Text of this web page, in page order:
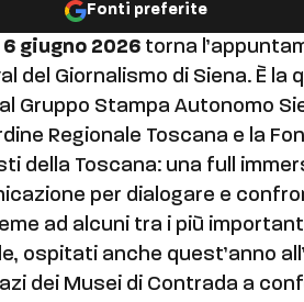
Fonti preferite
giugno 2026 torna
del Giornalismo di Siena. È la
Gruppo Stampa Autonomo
Regionale Toscana e la
della Toscana: una full
per dialogare e
ad alcuni tra i più
ospitati anche quest’anno
dei Musei di Contrada a